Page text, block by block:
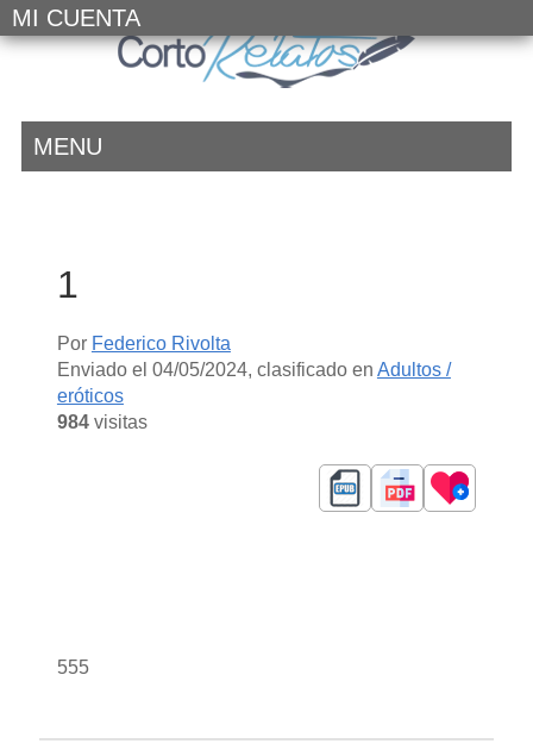
MI CUENTA
MENU
1
Por Federico Rivolta
Enviado el 04/05/2024, clasificado en Adultos /
eróticos
984visitas
555